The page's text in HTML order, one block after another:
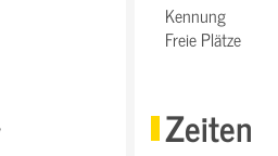
Kennung
Freie Plätze
Zeiten